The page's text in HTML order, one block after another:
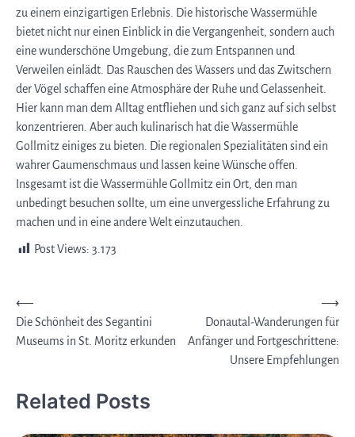
zu einem einzigartigen Erlebnis. Die historische Wassermühle
bietet nicht nur einen Einblick in die Vergangenheit, sondern auch
eine wunderschöne Umgebung, die zum Entspannen und
Verweilen einlädt. Das Rauschen des Wassers und das Zwitschern
der Vögel schaffen eine Atmosphäre der Ruhe und Gelassenheit.
Hier kann man dem Alltag entfliehen und sich ganz auf sich selbst
konzentrieren. Aber auch kulinarisch hat die Wassermühle
Gollmitz einiges zu bieten. Die regionalen Spezialitäten sind ein
wahrer Gaumenschmaus und lassen keine Wünsche offen.
Insgesamt ist die Wassermühle Gollmitz ein Ort, den man
unbedingt besuchen sollte, um eine unvergessliche Erfahrung zu
machen und in eine andere Welt einzutauchen.
Post Views: 3.173
Beitragsnavigation
⟵
Die Schönheit des Segantini
Museums in St. Moritz erkunden
Donautal-Wanderungen für
Anfänger und Fortgeschrittene:
Unsere Empfehlungen
⟶
Related Posts